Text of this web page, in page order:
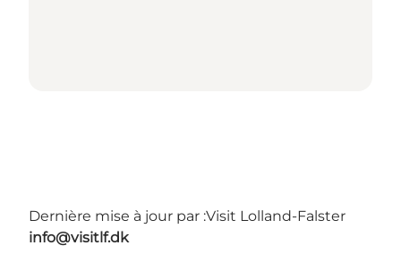
Dernière mise à jour par :Visit Lolland-Falster
info@visitlf.dk